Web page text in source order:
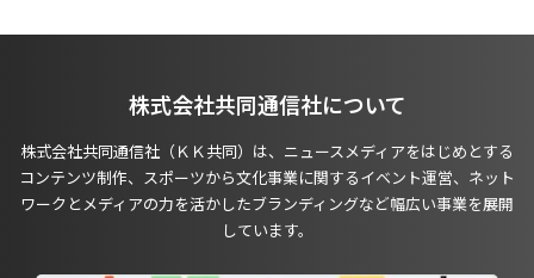
株式会社共同通信社について
株式会社共同通信社（ＫＫ共同）は、ニュースメディアをはじめとする
コンテンツ制作、スポーツから文化事業に関するイベント運営、ネット
ワークとメディアの力を活かしたブランディングなど幅広い事業を展開
しています。